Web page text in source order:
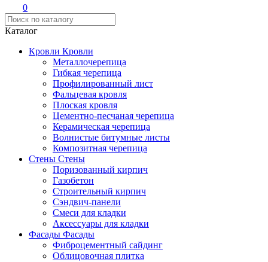
0
Каталог
Кровли Кровли
Металлочерепица
Гибкая черепица
Профилированный лист
Фальцевая кровля
Плоская кровля
Цементно-песчаная черепица
Керамическая черепица
Волнистые битумные листы
Композитная черепица
Стены Стены
Поризованный кирпич
Газобетон
Строительный кирпич
Сэндвич-панели
Смеси для кладки
Аксессуары для кладки
Фасады Фасады
Фиброцементный сайдинг
Облицовочная плитка